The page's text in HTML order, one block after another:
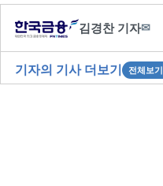
김경찬 기자✉
기자의 기사 더보기 전체보기